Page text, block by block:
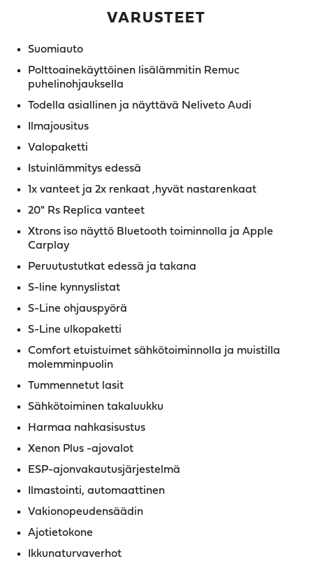
VARUSTEET
Suomiauto
Polttoainekäyttöinen lisälämmitin Remuc
puhelinohjauksella
Todella asiallinen ja näyttävä Neliveto Audi
Ilmajousitus
Valopaketti
Istuinlämmitys edessä
1x vanteet ja 2x renkaat ,hyvät nastarenkaat
20" Rs Replica vanteet
Xtrons iso näyttö Bluetooth toiminnolla ja Apple
Carplay
Peruutustutkat edessä ja takana
S-line kynnyslistat
S-Line ohjauspyörä
S-Line ulkopaketti
Comfort etuistuimet sähkötoiminnolla ja muistilla
molemminpuolin
Tummennetut lasit
Sähkötoiminen takaluukku
Harmaa nahkasisustus
Xenon Plus -ajovalot
ESP-ajonvakautusjärjestelmä
Ilmastointi, automaattinen
Vakionopeudensäädin
Ajotietokone
Ikkunaturvaverhot